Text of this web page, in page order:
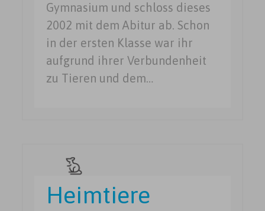
Gymnasium und schloss dieses
2002 mit dem Abitur ab. Schon
in der ersten Klasse war ihr
aufgrund ihrer Verbundenheit
zu Tieren und dem…
Heimtiere